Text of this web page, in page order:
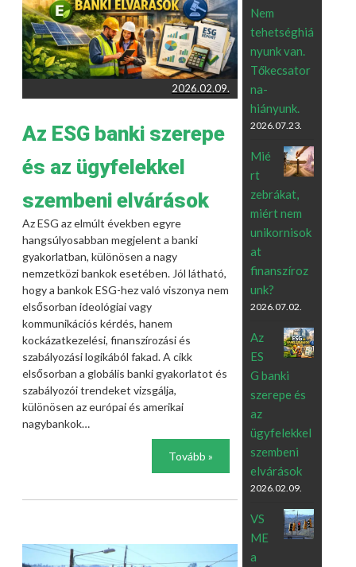
2026.02.09.
Az ESG banki szerepe
és az ügyfelekkel
szembeni elvárások
Az ESG az elmúlt években egyre
hangsúlyosabban megjelent a banki
gyakorlatban, különösen a nagy
nemzetközi bankok esetében. Jól látható,
hogy a bankok ESG-hez való viszonya nem
elsősorban ideológiai vagy
kommunikációs kérdés, hanem
kockázatkezelési, finanszírozási és
szabályozási logikából fakad. A cikk
elsősorban a globális banki gyakorlatot és
szabályozói trendeket vizsgálja,
különösen az európai és amerikai
nagybankok…
Tovább »
Nem
tehetséghiá
nyunk van.
Tőkecsator
na-
hiányunk.
2026.07.23.
Mié
rt
zebrákat,
miért nem
unikornisok
at
finanszíroz
unk?
2026.07.02.
Az
ES
G banki
szerepe és
az
ügyfelekkel
szembeni
elvárások
2026.02.09.
VS
ME
a